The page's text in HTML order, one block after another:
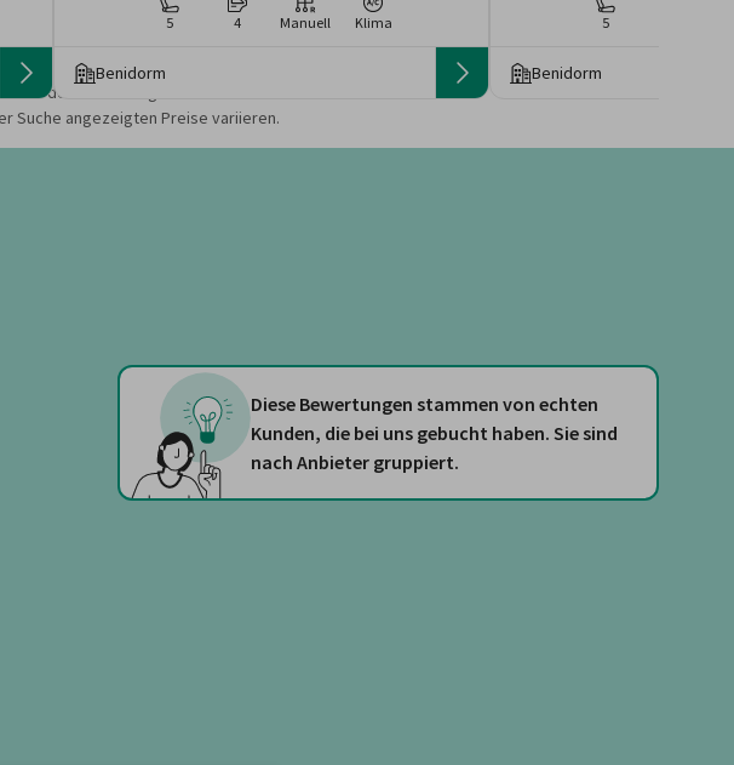
5 4 Manuell Klima
Benidorm
5
Benidorm
der letzten Tage. Da die Preise von der
Suche angezeigten Preise variieren.
Diese Bewertungen stammen von echten
Kunden, die bei uns gebucht haben. Sie sind
nach Anbieter gruppiert.